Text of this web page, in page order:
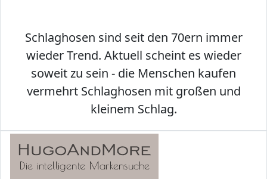
Schlaghosen sind seit den 70ern immer
wieder Trend. Aktuell scheint es wieder
soweit zu sein - die Menschen kaufen
vermehrt Schlaghosen mit großen und
kleinem Schlag.